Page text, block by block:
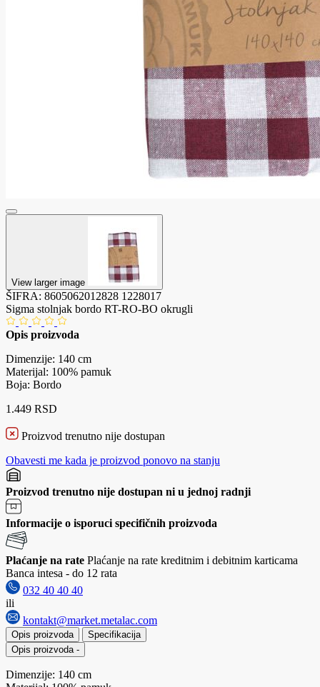
View larger image
ŠIFRA: 8605062012828 1228017
Sigma stolnjak bordo RT-RO-BO okrugli
Opis proizvoda
Dimenzije: 140 cm
Materijal: 100% pamuk
Boja: Bordo
1.449 RSD
Proizvod trenutno nije dostupan
Obavesti me kada je proizvod ponovo na stanju
Proizvod trenutno nije dostupan ni u jednoj radnji
Informacije o isporuci specifičnih proizvoda
Plaćanje na rate Plaćanje na rate kreditnim i debitnim karticama
Banca intesa - do 12 rata
032 40 40 40
ili
kontakt@market.metalac.com
Opis proizvoda
Specifikacija
Opis proizvoda -
Dimenzije: 140 cm